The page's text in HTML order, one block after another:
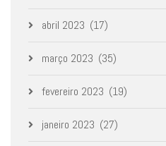
abril 2023 (17)
março 2023 (35)
fevereiro 2023 (19)
janeiro 2023 (27)